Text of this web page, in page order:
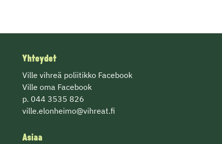
Yhteydet
Ville vihreä poliitikko Facebook
Ville oma Facebook
p. 044 3535 826
ville.elonheimo@vihreat.fi
Asiaa